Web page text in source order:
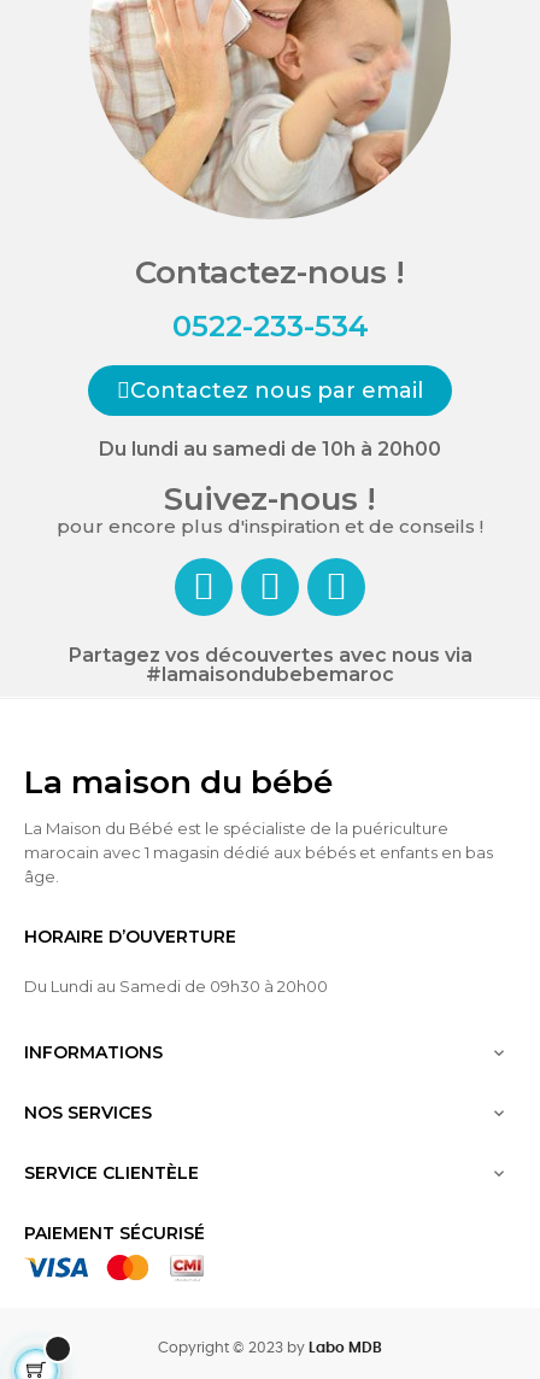
Contactez-nous !
0522-233-534
Contactez nous par email
Du lundi au samedi de 10h à 20h00
Suivez-nous !
pour encore plus d'inspiration et de conseils !
Partagez vos découvertes avec nous via
#lamaisondubebemaroc
La maison du bébé
La Maison du Bébé est le spécialiste de la puériculture
marocain avec 1 magasin dédié aux bébés et enfants en bas
âge.
HORAIRE D’OUVERTURE
Du Lundi au Samedi de 09h30 à 20h00
INFORMATIONS 
NOS SERVICES 
SERVICE CLIENTÈLE 
PAIEMENT SÉCURISÉ
Copyright © 2023 by Labo MDB